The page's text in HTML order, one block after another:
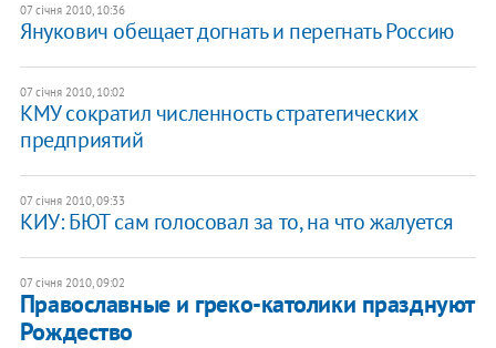
07 січня 2010, 10:36
Янукович обещает догнать и перегнать Россию
07 січня 2010, 10:02
КМУ сократил численность стратегических
предприятий
07 січня 2010, 09:33
КИУ: БЮТ сам голосовал за то, на что жалуется
07 січня 2010, 09:02
Православные и греко-католики празднуют
Рождество